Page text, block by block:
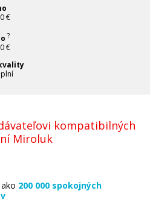
€
?
€
kompatibilných
Miroluk
200 000 spokojných